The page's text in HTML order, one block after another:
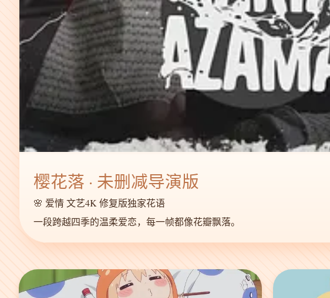
樱花落 · 未删减导演版
🌸 爱情 文艺4K 修复版独家花语
一段跨越四季的温柔爱恋，每一帧都像花瓣飘落。